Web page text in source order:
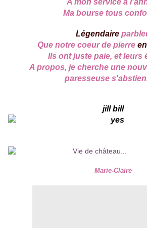
A mon service à
Ma bourse tous
Légendaire
Que notre coeur de pierre
Ils ont juste paie, et leurs
A propos, je cherche une
paresseuse
jill bill
Marie-Claire